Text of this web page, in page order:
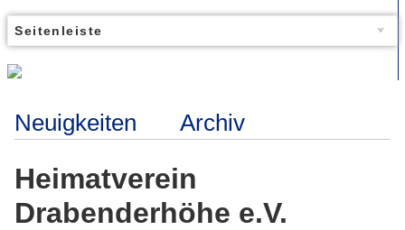
Seitenleiste
Neuigkeiten Archiv
Heimatverein
Drabenderhöhe e.V.